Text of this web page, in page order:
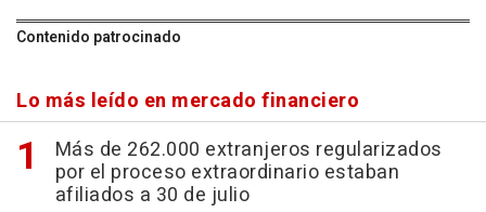
Contenido patrocinado
Lo más leído en mercado financiero
Más de 262.000 extranjeros regularizados
por el proceso extraordinario estaban
afiliados a 30 de julio